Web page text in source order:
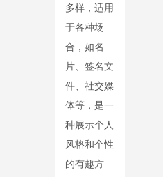
多样，适用
于各种场
合，如名
片、签名文
件、社交媒
体等，是一
种展示个人
风格和个性
的有趣方